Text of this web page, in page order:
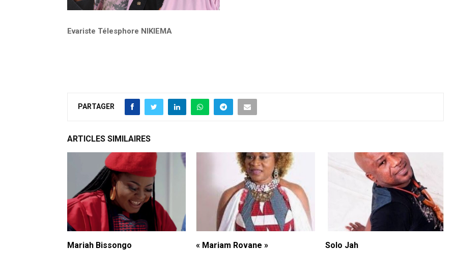
Evariste Télesphore NIKIEMA
PARTAGER
ARTICLES SIMILAIRES
Mariah Bissongo « Mariam Rovane » Solo Jah